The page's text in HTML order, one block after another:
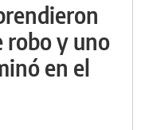
robo y uno
en el